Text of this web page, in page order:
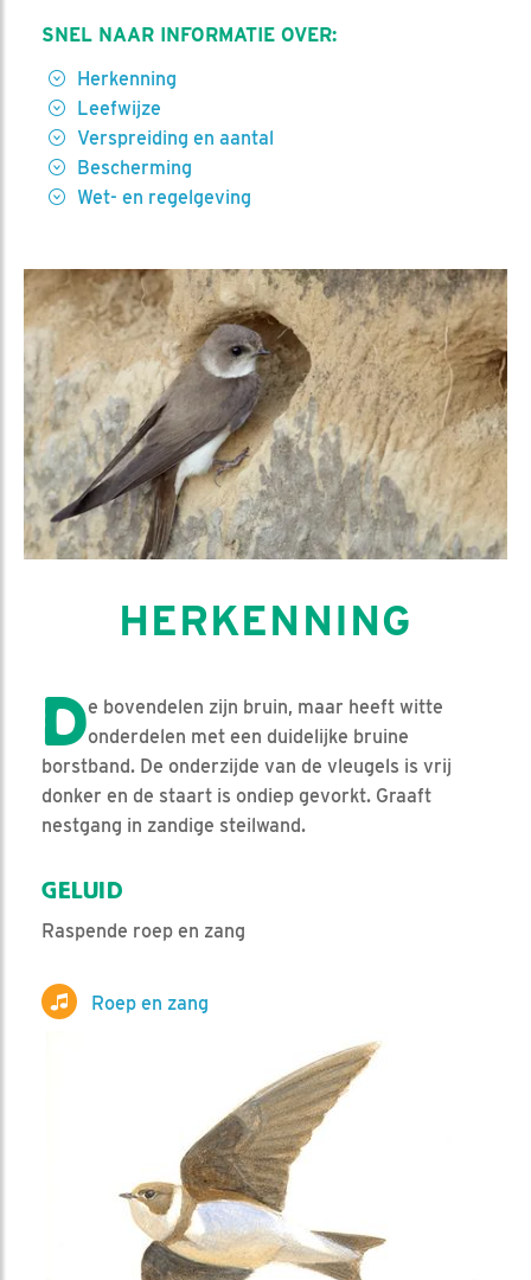
SNEL NAAR INFORMATIE OVER:
Herkenning
Leefwijze
Verspreiding en aantal
Bescherming
Wet- en regelgeving
HERKENNING
De bovendelen zijn bruin, maar heeft witte
onderdelen met een duidelijke bruine
borstband. De onderzijde van de vleugels is vrij
donker en de staart is ondiep gevorkt. Graaft
nestgang in zandige steilwand.
GELUID
Raspende roep en zang
Roep en zang